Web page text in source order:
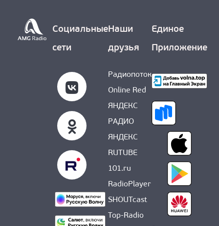
Социальные
сети
Наши
друзья
Радиопоток
Online Red
ЯНДЕКС
РАДИО
ЯНДЕКС
RUTUBE
101.ru
RadioPlayer
SHOUTcast
Top-Radio
Единое
Приложение